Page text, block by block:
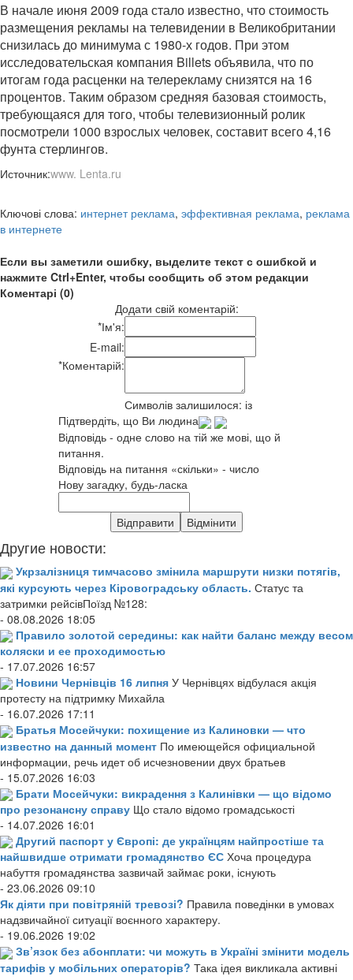
В начале июня 2009 года стало известно, что стоимость
размещения рекламы на телевидении в Великобритании
снизилась до минимума с 1980-х годов. При этом
исследовательская компания Billets объявила, что по
итогам года расценки на телерекламу снизятся на 16
процентов. Таким образом средняя базовая стоимость,
требующаяся для того, чтобы телевизионный ролик
посмотрели 1000 взрослых человек, составит всего 4,16
фунта стерлингов.
Источник:www. Lenta.ru
Ключові слова: интернет реклама, эффективная реклама, реклама
в интернете
Если вы заметили ошибку, выделите текст с ошибкой и
нажмите Ctrl+Enter, чтобы сообщить об этом редакции
Коментарі (0)
Додати свій коментарій:
*Ім'я:
E-mail:
*Коментарій:
Символів залишилося: із
Підтвердіть, що Ви людина
Відповідь - одне слово на тій же мові, що й
питання.
Відповідь на питання «скільки» - число
Нову загадку, будь-ласка
Другие новости:
Укрзалізниця тимчасово змінила маршрути низки потягів,
які курсують через Кіровоградську область. Статус та
затримки рейсівПоїзд №128:
- 08.08.2026 18:05
Правило золотой середины: как найти баланс между весом
коляски и ее проходимостью
- 17.07.2026 16:57
Новини Чернівців 16 липня У Чернівцях відбулася акція
протесту на підтримку Михайла
- 16.07.2026 17:11
Братья Мосейчуки: похищение из Калиновки — что
известно на данный момент По имеющейся официальной
информации, речь идет об исчезновении двух братьев
- 15.07.2026 16:03
Брати Мосейчуки: викрадення з Калинівки — що відомо
про резонансну справу Що стало відомо громадськості
- 14.07.2026 16:01
Другий паспорт у Європі: де українцям найпростіше та
найшвидше отримати громадянство ЄС Хоча процедура
набуття громадянства зазвичай займає роки, існують
- 23.06.2026 09:10
Як діяти при повітряній тревозі? Правила поведінки в умовах
надзвичайної ситуації воєнного характеру.
- 19.06.2026 19:02
Зв’язок без абонплати: чи можуть в Україні змінити модель
тарифів у мобільних операторів? Така ідея викликала активні